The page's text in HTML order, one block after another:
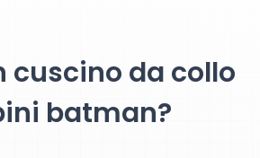
cuscino da collo
batman?